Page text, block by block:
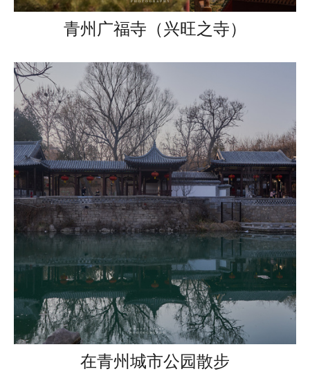
青州广福寺（兴旺之寺）
在青州城市公园散步